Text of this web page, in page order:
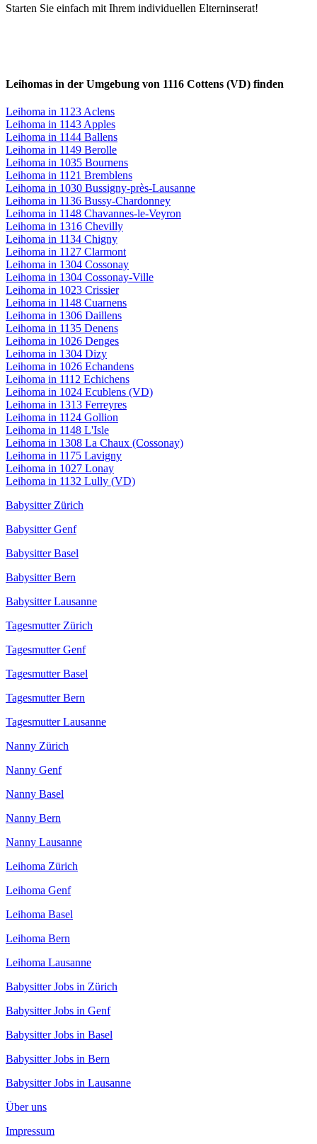
Starten Sie einfach mit Ihrem individuellen Elterninserat!
Leihomas in der Umgebung von 1116 Cottens (VD) finden
Leihoma in 1123 Aclens
Leihoma in 1143 Apples
Leihoma in 1144 Ballens
Leihoma in 1149 Berolle
Leihoma in 1035 Bournens
Leihoma in 1121 Bremblens
Leihoma in 1030 Bussigny-près-Lausanne
Leihoma in 1136 Bussy-Chardonney
Leihoma in 1148 Chavannes-le-Veyron
Leihoma in 1316 Chevilly
Leihoma in 1134 Chigny
Leihoma in 1127 Clarmont
Leihoma in 1304 Cossonay
Leihoma in 1304 Cossonay-Ville
Leihoma in 1023 Crissier
Leihoma in 1148 Cuarnens
Leihoma in 1306 Daillens
Leihoma in 1135 Denens
Leihoma in 1026 Denges
Leihoma in 1304 Dizy
Leihoma in 1026 Echandens
Leihoma in 1112 Echichens
Leihoma in 1024 Ecublens (VD)
Leihoma in 1313 Ferreyres
Leihoma in 1124 Gollion
Leihoma in 1148 L'Isle
Leihoma in 1308 La Chaux (Cossonay)
Leihoma in 1175 Lavigny
Leihoma in 1027 Lonay
Leihoma in 1132 Lully (VD)
Babysitter Zürich
Babysitter Genf
Babysitter Basel
Babysitter Bern
Babysitter Lausanne
Tagesmutter Zürich
Tagesmutter Genf
Tagesmutter Basel
Tagesmutter Bern
Tagesmutter Lausanne
Nanny Zürich
Nanny Genf
Nanny Basel
Nanny Bern
Nanny Lausanne
Leihoma Zürich
Leihoma Genf
Leihoma Basel
Leihoma Bern
Leihoma Lausanne
Babysitter Jobs in Zürich
Babysitter Jobs in Genf
Babysitter Jobs in Basel
Babysitter Jobs in Bern
Babysitter Jobs in Lausanne
Über uns
Impressum